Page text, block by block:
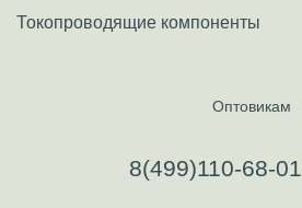
Токопроводящие компоненты
Оптовикам
8(499)110-68-01